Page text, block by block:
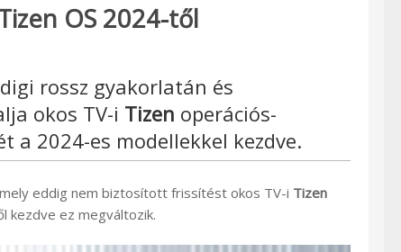
OS 2024-től
rossz gyakorlatán és
okos TV-i Tizen operációs-
a 2024-es modellekkel kezdve.
eddig nem biztosított frissítést okos TV-i Tizen
kezdve ez megváltozik.